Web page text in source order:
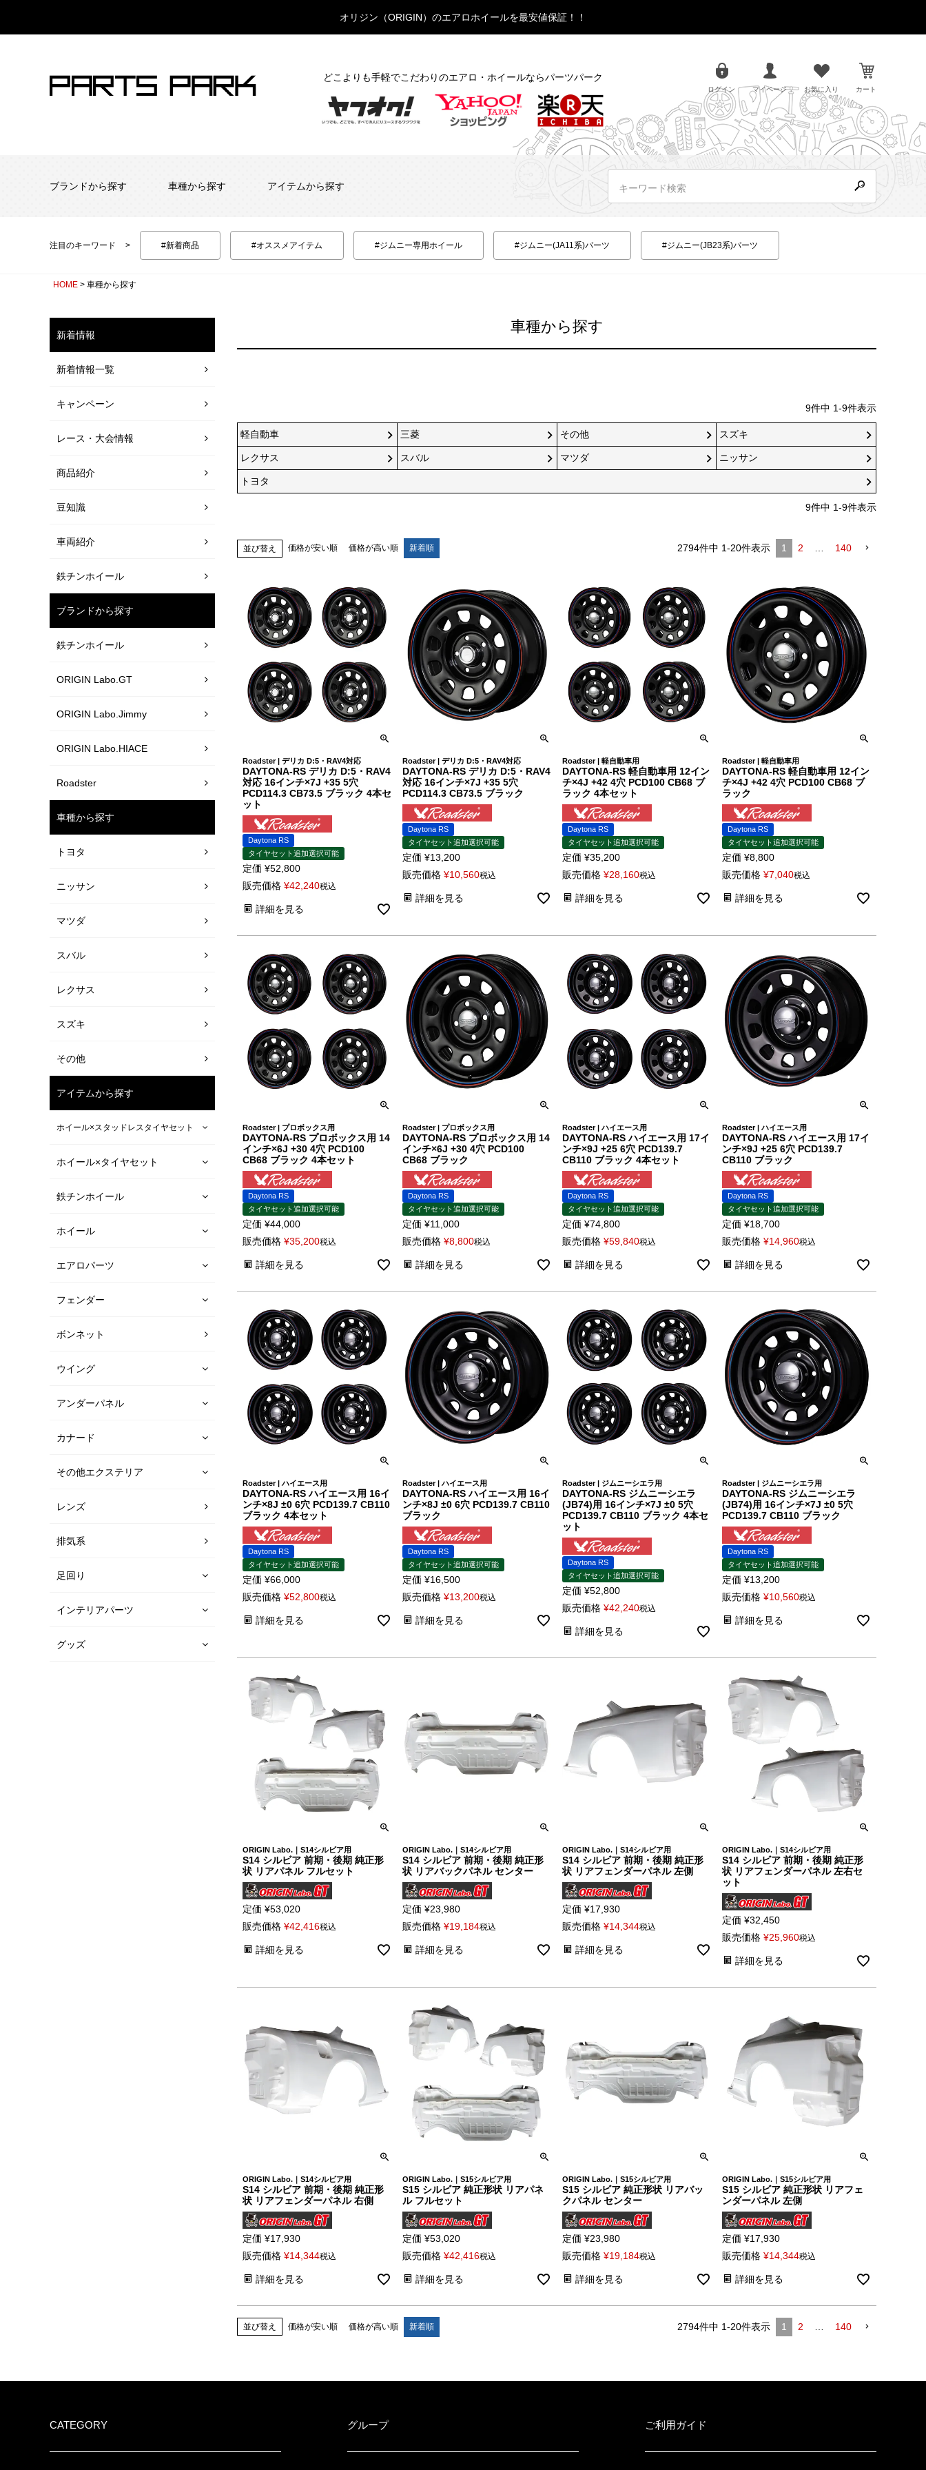
オリジン（ORIGIN）のエアロホイールを最安値保証！！
どこよりも手軽でこだわりのエアロ・ホイールならパーツパーク
ログイン マイページ お気に入り カート
ブランドから探す 車種から探す アイテムから探す
注目のキーワード #新着商品 #オススメアイテム #ジムニー専用ホイール #ジムニー(JA11系)パーツ #ジムニー(JB23系)パーツ
HOME 車種から探す
新着情報
新着情報一覧
キャンペーン
レース・大会情報
商品紹介
豆知識
車両紹介
鉄チンホイール
ブランドから探す
鉄チンホイール
ORIGIN Labo.GT
ORIGIN Labo.Jimmy
ORIGIN Labo.HIACE
Roadster
車種から探す
トヨタ
ニッサン
マツダ
スバル
レクサス
スズキ
その他
アイテムから探す
ホイール×スタッドレスタイヤセット
ホイール×タイヤセット
鉄チンホイール
ホイール
エアロパーツ
フェンダー
ボンネット
ウイング
アンダーパネル
カナード
その他エクステリア
レンズ
排気系
足回り
インテリアパーツ
グッズ
車種から探す
9件中 1-9件表示
軽自動車 三菱 その他 スズキ
レクサス スバル マツダ ニッサン
トヨタ
9件中 1-9件表示
並び替え 価格が安い順 価格が高い順 新着順 2794件中 1-20件表示 1 2 … 140
Roadster | デリカ D:5・RAV4対応
DAYTONA-RS デリカ D:5・RAV4
対応 16インチ×7J +35 5穴
PCD114.3 CB73.5 ブラック 4本セ
ット
Daytona RS
タイヤセット追加選択可能
定価 ¥52,800
販売価格 ¥42,240税込
詳細を見る
Roadster | デリカ D:5・RAV4対応
DAYTONA-RS デリカ D:5・RAV4
対応 16インチ×7J +35 5穴
PCD114.3 CB73.5 ブラック
Daytona RS
タイヤセット追加選択可能
定価 ¥13,200
販売価格 ¥10,560税込
詳細を見る
Roadster | 軽自動車用
DAYTONA-RS 軽自動車用 12イン
チ×4J +42 4穴 PCD100 CB68 ブ
ラック 4本セット
Daytona RS
タイヤセット追加選択可能
定価 ¥35,200
販売価格 ¥28,160税込
詳細を見る
Roadster | 軽自動車用
DAYTONA-RS 軽自動車用 12イン
チ×4J +42 4穴 PCD100 CB68 ブ
ラック
Daytona RS
タイヤセット追加選択可能
定価 ¥8,800
販売価格 ¥7,040税込
詳細を見る
Roadster | プロボックス用
DAYTONA-RS プロボックス用 14
インチ×6J +30 4穴 PCD100
CB68 ブラック 4本セット
Daytona RS
タイヤセット追加選択可能
定価 ¥44,000
販売価格 ¥35,200税込
詳細を見る
Roadster | プロボックス用
DAYTONA-RS プロボックス用 14
インチ×6J +30 4穴 PCD100
CB68 ブラック
Daytona RS
タイヤセット追加選択可能
定価 ¥11,000
販売価格 ¥8,800税込
詳細を見る
Roadster | ハイエース用
DAYTONA-RS ハイエース用 17イ
ンチ×9J +25 6穴 PCD139.7
CB110 ブラック 4本セット
Daytona RS
タイヤセット追加選択可能
定価 ¥74,800
販売価格 ¥59,840税込
詳細を見る
Roadster | ハイエース用
DAYTONA-RS ハイエース用 17イ
ンチ×9J +25 6穴 PCD139.7
CB110 ブラック
Daytona RS
タイヤセット追加選択可能
定価 ¥18,700
販売価格 ¥14,960税込
詳細を見る
Roadster | ハイエース用
DAYTONA-RS ハイエース用 16イ
ンチ×8J ±0 6穴 PCD139.7 CB110
ブラック 4本セット
Daytona RS
タイヤセット追加選択可能
定価 ¥66,000
販売価格 ¥52,800税込
詳細を見る
Roadster | ハイエース用
DAYTONA-RS ハイエース用 16イ
ンチ×8J ±0 6穴 PCD139.7 CB110
ブラック
Daytona RS
タイヤセット追加選択可能
定価 ¥16,500
販売価格 ¥13,200税込
詳細を見る
Roadster | ジムニーシエラ用
DAYTONA-RS ジムニーシエラ
(JB74)用 16インチ×7J ±0 5穴
PCD139.7 CB110 ブラック 4本セ
ット
Daytona RS
タイヤセット追加選択可能
定価 ¥52,800
販売価格 ¥42,240税込
詳細を見る
Roadster | ジムニーシエラ用
DAYTONA-RS ジムニーシエラ
(JB74)用 16インチ×7J ±0 5穴
PCD139.7 CB110 ブラック
Daytona RS
タイヤセット追加選択可能
定価 ¥13,200
販売価格 ¥10,560税込
詳細を見る
ORIGIN Labo.｜S14シルビア用
S14 シルビア 前期・後期 純正形
状 リアパネル フルセット
定価 ¥53,020
販売価格 ¥42,416税込
詳細を見る
ORIGIN Labo.｜S14シルビア用
S14 シルビア 前期・後期 純正形
状 リアバックパネル センター
定価 ¥23,980
販売価格 ¥19,184税込
詳細を見る
ORIGIN Labo.｜S14シルビア用
S14 シルビア 前期・後期 純正形
状 リアフェンダーパネル 左側
定価 ¥17,930
販売価格 ¥14,344税込
詳細を見る
ORIGIN Labo.｜S14シルビア用
S14 シルビア 前期・後期 純正形
状 リアフェンダーパネル 左右セ
ット
定価 ¥32,450
販売価格 ¥25,960税込
詳細を見る
ORIGIN Labo.｜S14シルビア用
S14 シルビア 前期・後期 純正形
状 リアフェンダーパネル 右側
定価 ¥17,930
販売価格 ¥14,344税込
詳細を見る
ORIGIN Labo.｜S15シルビア用
S15 シルビア 純正形状 リアパネ
ル フルセット
定価 ¥53,020
販売価格 ¥42,416税込
詳細を見る
ORIGIN Labo.｜S15シルビア用
S15 シルビア 純正形状 リアバッ
クパネル センター
定価 ¥23,980
販売価格 ¥19,184税込
詳細を見る
ORIGIN Labo.｜S15シルビア用
S15 シルビア 純正形状 リアフェ
ンダーパネル 左側
定価 ¥17,930
販売価格 ¥14,344税込
詳細を見る
並び替え 価格が安い順 価格が高い順 新着順 2794件中 1-20件表示 1 2 140
CATEGORY グループ ご利用ガイド